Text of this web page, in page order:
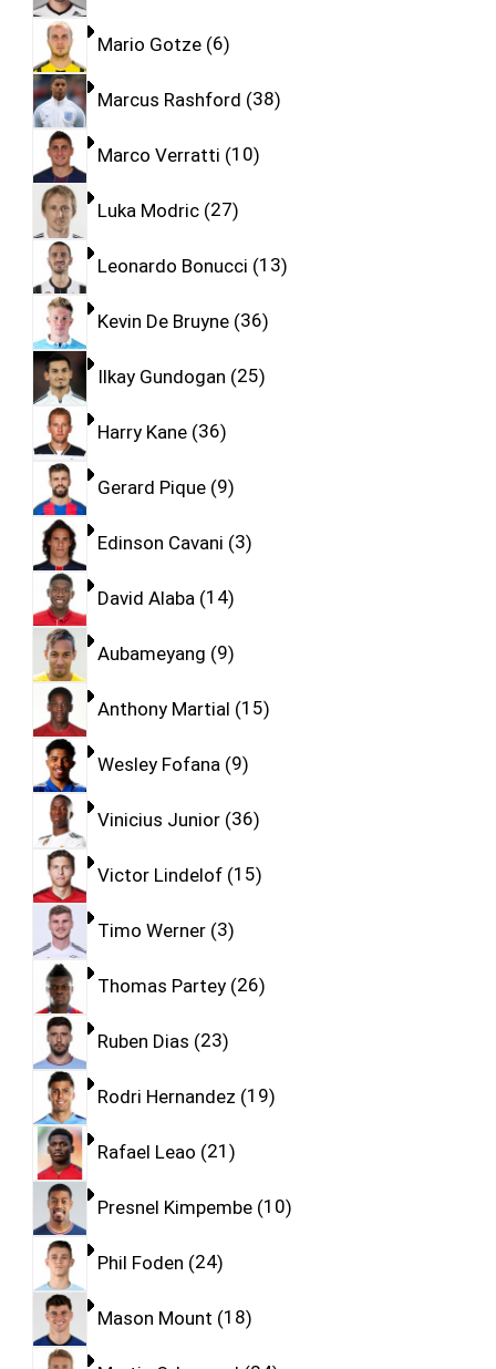
Mario Gotze 6
Marcus Rashford 38
Marco Verratti 10
Luka Modric 27
Leonardo Bonucci 13
Kevin De Bruyne 36
Ilkay Gundogan 25
Harry Kane 36
Gerard Pique 9
Edinson Cavani 3
David Alaba 14
Aubameyang 9
Anthony Martial 15
Wesley Fofana 9
Vinicius Junior 36
Victor Lindelof 15
Timo Werner 3
Thomas Partey 26
Ruben Dias 23
Rodri Hernandez 19
Rafael Leao 21
Presnel Kimpembe 10
Phil Foden 24
Mason Mount 18